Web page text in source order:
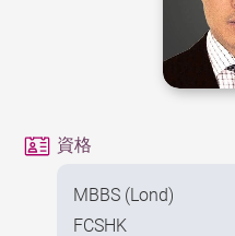
資格
MBBS (Lond)
FCSHK